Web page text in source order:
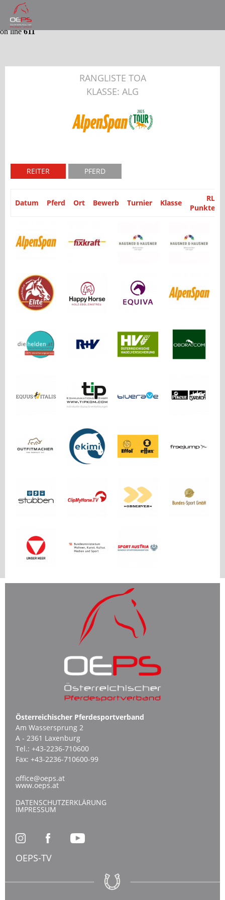
Notice : Trying to get property 'partyid' of non-object in
/var/www/website/module/Application/src/Application/
on line611
RANGLISTE TOA
KLASSE: ALG
REITER PFERD
Datum Pferd Ort Bewerb Turnier Klasse
RL
Punkte
Österreichischer Pferdesportverband
Am Wassersprung 2
A - 2361 Laxenburg
Tel.: +43-2236-710600
Fax: +43-2236-710600-99
office@oeps.at
www.oeps.at
DATENSCHUTZERKLÄRUNG
IMPRESSUM
OEPS-TV